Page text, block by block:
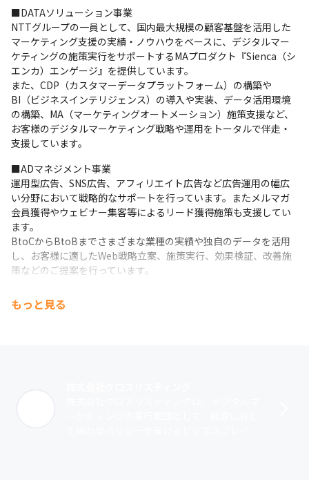
■DATAソリューション事業
NTTグループの一員として、国内最大規模の顧客基盤を活用した
マーケティング支援の実績・ノウハウをベースに、デジタルマー
ケティングの施策実行をサポートするMAプロダクト『Sienca（シ
エンカ）エンゲージ』を提供しています。
また、CDP（カスタマーデータプラットフォーム）の構築や
BI（ビジネスインテリジェンス）の導入や実装、データ活用環境
の構築、MA（マーケティングオートメーション）施策支援など、
お客様のデジタルマーケティング戦略や運用をトータルで伴走・
支援しています。
■ADマネジメント事業
運用型広告、SNS広告、アフィリエイト広告など広告運用の幅広
い分野において戦略的なサポートを行っています。またメルマガ
会員獲得やウェビナー集客等によるリード獲得施策も支援してい
ます。
BtoCからBtoBまでさまざまな業種の実績や独自のデータを活用
し、お客様に適したWeb戦略立案、施策実行、効果検証、改善施
策などのご提案を行っています。
大手メディアのマネタイズ運用知見をもとに、収入・RPM向上を
その他メディアマネタイズ全般の幅広いサービスを、お客様のニ
ーズに合わせてご提案しています。
もっと見る